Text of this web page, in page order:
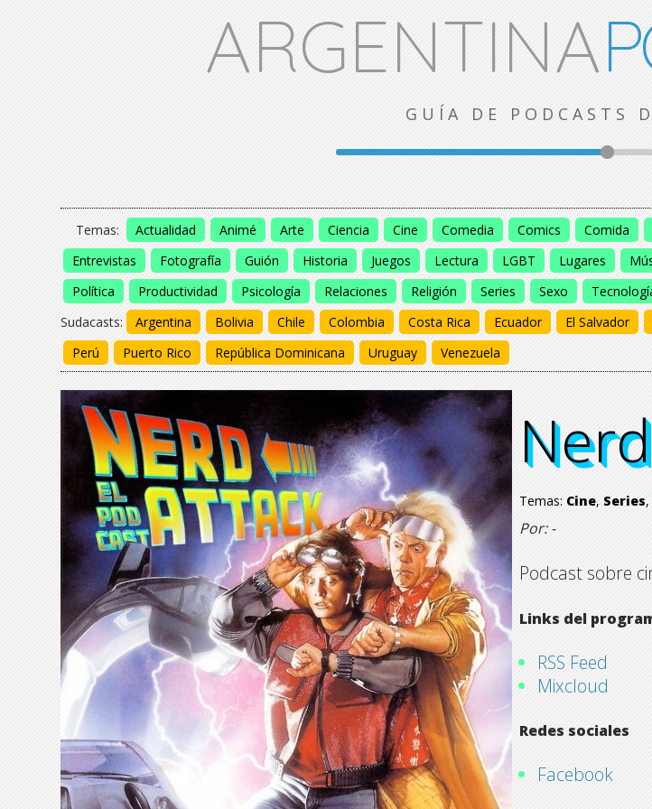
ARGENTINA
GUÍA DE PODCASTS
Temas: Actualidad Animé Arte Ciencia Cine Comedia Comics Comida
Entrevistas
Fotografía Guión Historia Juegos Lectura LGBT Lugares
Política
Productividad Psicología Relaciones Religión Series Sexo
Sudacasts:
Argentina Bolivia Chile Colombia Costa Rica Ecuador El Salvador
Perú
Puerto Rico República Dominicana Uruguay Venezuela
Temas: Cine, Series
Por: -
Podcast sobre
Links del
RSS Feed
Mixcloud
Redes sociales
Facebook